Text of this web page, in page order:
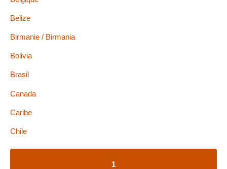
Belize
Birmanie / Birmania
Bolivia
Brasil
Canada
Caribe
Chile
1